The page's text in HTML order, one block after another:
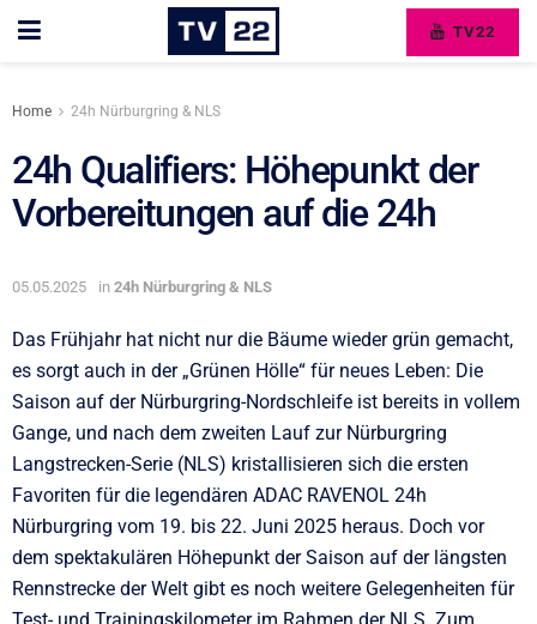
TV22
Home 24h Nürburgring & NLS
24h Qualifiers: Höhepunkt der
Vorbereitungen auf die 24h
05.05.2025 in 24h Nürburgring & NLS
Das Frühjahr hat nicht nur die Bäume wieder grün gemacht,
es sorgt auch in der „Grünen Hölle“ für neues Leben: Die
Saison auf der Nürburgring-Nordschleife ist bereits in vollem
Gange, und nach dem zweiten Lauf zur Nürburgring
Langstrecken-Serie (NLS) kristallisieren sich die ersten
Favoriten für die legendären ADAC RAVENOL 24h
Nürburgring vom 19. bis 22. Juni 2025 heraus. Doch vor
dem spektakulären Höhepunkt der Saison auf der längsten
Rennstrecke der Welt gibt es noch weitere Gelegenheiten für